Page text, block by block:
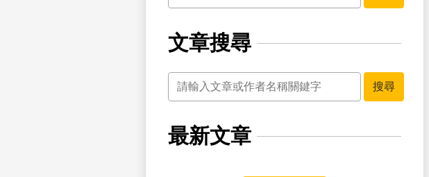
文章搜尋
關鍵字
搜尋
最新文章